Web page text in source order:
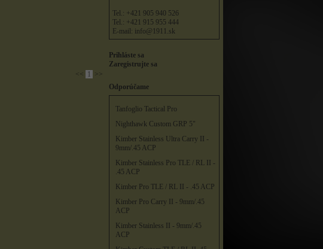
<< 1 >>
Tel.: +421 905 940 526
Tel.: +421 915 955 444
E-mail: info@1911.sk
Prihláste sa
Zaregistrujte sa
Odporúčame
Tanfoglio Tactical Pro
Nighthawk Custom GRP 5"
Kimber Stainless Ultra Carry II -
9mm/.45 ACP
Kimber Stainless Pro TLE / RL II -
.45 ACP
Kimber Pro TLE / RL II - .45 ACP
Kimber Pro Carry II - 9mm/.45
ACP
Kimber Stainless II - 9mm/.45
ACP